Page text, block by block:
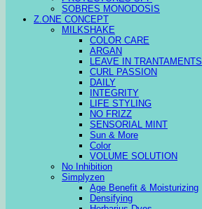
SOBRES MONODOSIS
Z.ONE CONCEPT
MILKSHAKE
COLOR CARE
ARGAN
LEAVE IN TRANTAMENTS
CURL PASSION
DAILY
INTEGRITY
LIFE STYLING
NO FRIZZ
SENSORIAL MINT
Sun & More
Color
VOLUME SOLUTION
No Inhibition
Simplyzen
Age Benefit & Moisturizing
Densifying